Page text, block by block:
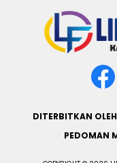
DITERBITKAN
PEDOMAN